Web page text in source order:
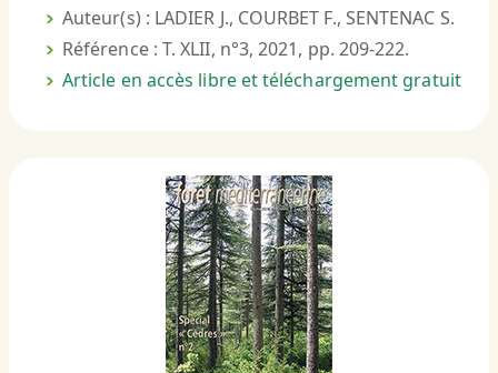
Auteur(s) : LADIER J., COURBET F., SENTENAC S.
Référence : T. XLII, n°3, 2021, pp. 209-222.
Article en accès libre et téléchargement gratuit